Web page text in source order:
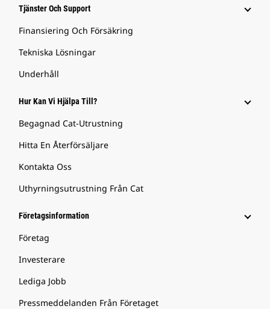
Tjänster Och Support
Finansiering Och Försäkring
Tekniska Lösningar
Underhåll
Hur Kan Vi Hjälpa Till?
Begagnad Cat-Utrustning
Hitta En Återförsäljare
Kontakta Oss
Uthyrningsutrustning Från Cat
Företagsinformation
Företag
Investerare
Lediga Jobb
Pressmeddelanden Från Företaget